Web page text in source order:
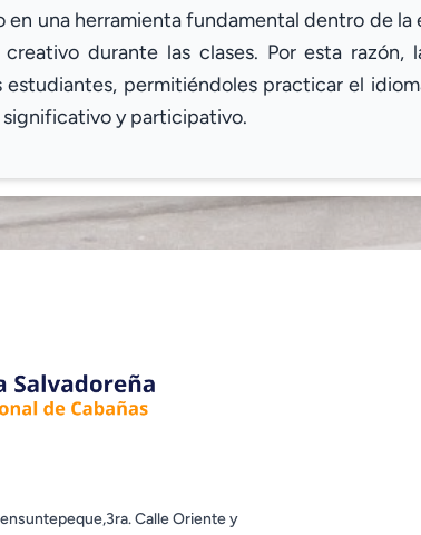
una herramienta fundamental dentro de
durante las clases. Por esta
permitiéndoles practicar el
y participativo.
Calle Oriente y